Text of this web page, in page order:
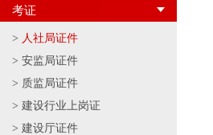
考证
> 人社局证件
> 安监局证件
> 质监局证件
> 建设行业上岗证
> 建设厅证件